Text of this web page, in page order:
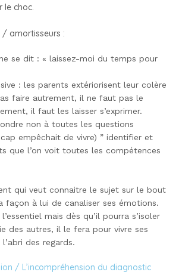
le choc.
amortisseurs :
se dit : « laissez-moi du temps pour
: les parents extériorisent leur colère
faire autrement, il ne faut pas le
il faut les laisser s’exprimer.
non à toutes les questions
empêchait de vivre) ” identifier et
que l’on voit toutes les compétences
qui veut connaitre le sujet sur le bout
façon à lui de canaliser ses émotions.
mais dès qu’il pourra s’isoler
des autres, il le fera pour vivre ses
des regards.
/ L’incompréhension du diagnostic